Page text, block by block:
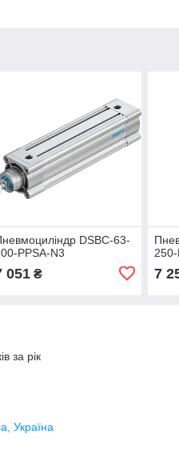
DSBC-63-
PPSA-N3
051₴ 7
за рік
Україна